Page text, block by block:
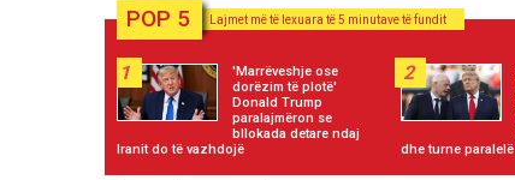
POP 5 Lajmet më të lexuara të 5 minutave të fundit
1
'Marrëveshje ose
dorëzim të plotë'
Donald Trump
paralajmëron se
bllokada detare ndaj
Iranit do të vazhdojë
2
dhe turne paralelë